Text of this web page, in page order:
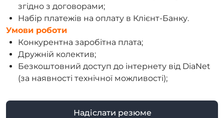
згідно з договорами;
Набір платежів на оплату в Клієнт-Банку.
Умови роботи
Конкурентна заробітна плата;
Дружній колектив;
Безкоштовний доступ до інтернету від DiaNet
(за наявності технічної можливості);
Надіслати резюме